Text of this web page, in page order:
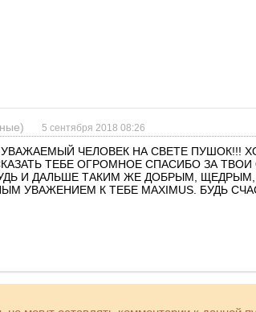
5 сентября 2018 08:26
ЧЕЛОВЕК НА СВЕТЕ ПУШОК!!!
ТЕБЕ ОГРОМНОЕ СПАСИБО ЗА
И ДАЛЬШЕ ТАКИМ ЖЕ ДОБРЫМ,
УВАЖЕНИЕМ К ТЕБЕ MAXIMUS. БУДЬ